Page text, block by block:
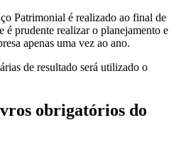
Patrimonial é realizado ao final de
é prudente realizar o planejamento e
apenas uma vez ao ano.
de resultado será utilizado o
obrigatórios do